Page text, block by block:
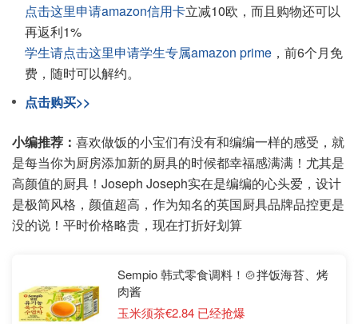
点击这里申请amazon信用卡立减10欧，而且购物还可以
再返利1%
学生请点击这里申请学生专属amazon prime ，前6个月免
费，随时可以解约。
点击购买>>
小编推荐： 喜欢做饭的小宝们有没有和编编一样的感受，就
是每当你为厨房添加新的厨具的时候都幸福感满满！尤其是
高颜值的厨具！Joseph Joseph实在是编编的心头爱，设计
是极简风格，颜值超高，作为知名的英国厨具品牌品控更是
没的说！平时价格略贵，现在打折好划算
Sempio 韩式零食调料！🍲拌饭海苔、烤
肉酱
玉米须茶€2.84 已经抢爆